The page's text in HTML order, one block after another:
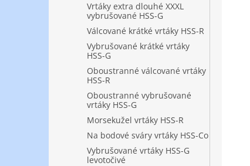
Vrtáky extra dlouhé XXXL
vybrušované HSS-G
Válcované krátké vrtáky HSS-R
Vybrušované krátké vrtáky
HSS-G
Oboustranné válcované vrtáky
HSS-R
Oboustranné vybrušované
vrtáky HSS-G
Morsekužel vrtáky HSS-R
Na bodové sváry vrtáky HSS-Co
Vybrušované vrtáky HSS-G
levotočivé